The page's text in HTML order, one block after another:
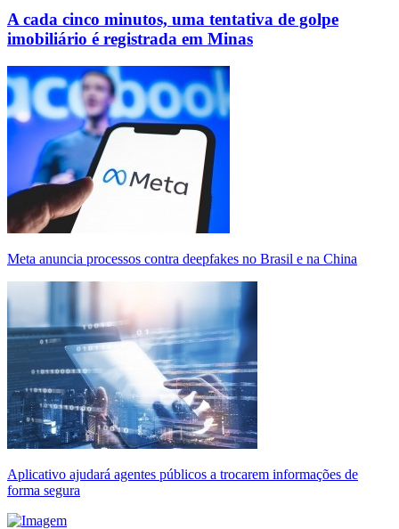
A cada cinco minutos, uma tentativa de golpe
imobiliário é registrada em Minas
Meta anuncia processos contra deepfakes no Brasil e na China
Aplicativo ajudará agentes públicos a trocarem informações de
forma segura